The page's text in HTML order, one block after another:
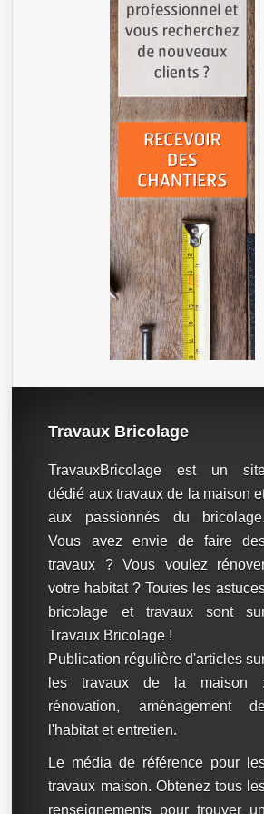
Travaux Bricolage
TravauxBricolage est un
dédié aux travaux de la maison
aux passionnés du bricolage.
Vous avez envie de faire
travaux ? Vous voulez
votre habitat ? Toutes les
bricolage et travaux sont
Travaux Bricolage !
Publication régulière d'articles
les travaux de la maison :
rénovation, aménagement
l'habitat et entretien.
Le média de référence pour
travaux maison. Obtenez tous
renseignements pour trouver un